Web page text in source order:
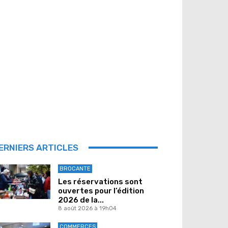
ARTICLES
BROCANTE
Les réservations sont
ouvertes pour l’édition
2026 de la...
8 août 2026 à 19h04
COMMERCES